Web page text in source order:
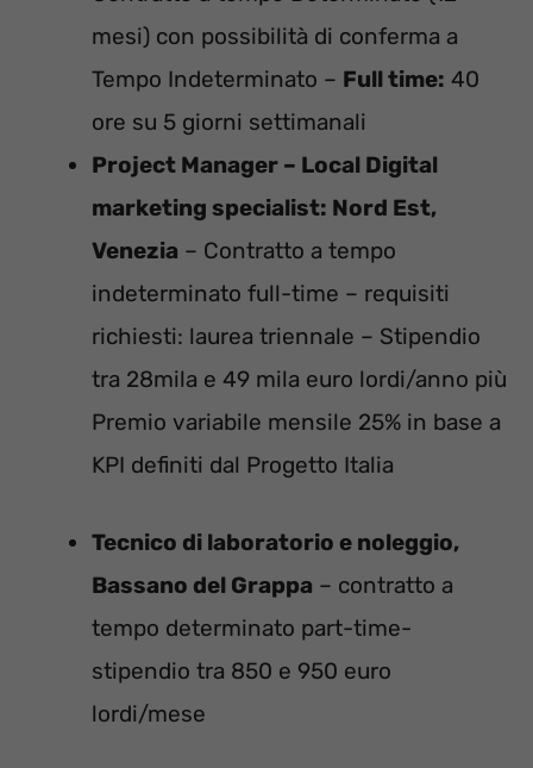
mesi) con possibilità di conferma a
Tempo Indeterminato – Full time: 40
ore su 5 giorni settimanali
Project Manager – Local Digital
marketing specialist: Nord Est,
Venezia – Contratto a tempo
indeterminato full-time – requisiti
richiesti: laurea triennale – Stipendio
tra 28mila e 49 mila euro lordi/anno più
Premio variabile mensile 25% in base a
KPI definiti dal Progetto Italia
Tecnico di laboratorio e noleggio,
Bassano del Grappa – contratto a
tempo determinato part-time-
stipendio tra 850 e 950 euro
lordi/mese